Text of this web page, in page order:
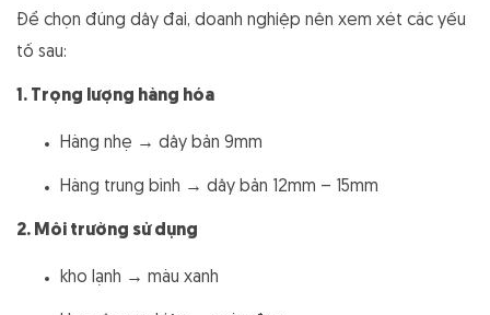
Để chọn đúng dây đai, doanh nghiệp nên xem xét các yếu
tố sau:
1. Trọng lượng hàng hóa
Hàng nhẹ → dây bản 9mm
Hàng trung bình → dây bản 12mm – 15mm
2. Môi trường sử dụng
kho lạnh → màu xanh